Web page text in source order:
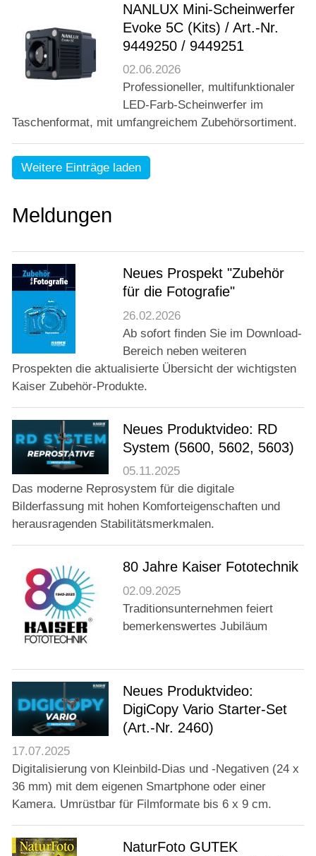
NANLUX Mini-Scheinwerfer
Evoke 5C (Kits) / Art.-Nr.
9449250 / 9449251
02.06.2026
Professioneller, multifunktionaler
LED-Farb-Scheinwerfer im
Taschenformat, mit umfangreichem Zubehörsortiment.
Weitere Einträge laden
Meldungen
Neues Prospekt "Zubehör
für die Fotografie"
26.02.2026
Ab sofort finden Sie im Download-
Bereich neben weiteren
Prospekten die aktualisierte Übersicht der wichtigsten
Kaiser Zubehör-Produkte.
Neues Produktvideo: RD
System (5600, 5602, 5603)
05.11.2025
Das moderne Reprosystem für die digitale
Bilderfassung mit hohen Komforteigenschaften und
herausragenden Stabilitätsmerkmalen.
80 Jahre Kaiser Fototechnik
02.09.2025
Traditionsunternehmen feiert
bemerkenswertes Jubiläum
Neues Produktvideo:
DigiCopy Vario Starter-Set
(Art.-Nr. 2460)
17.07.2025
Digitalisierung von Kleinbild-Dias und -Negativen (24 x
36 mm) mit dem eigenen Smartphone oder einer
Kamera. Umrüstbar für Filmformate bis 6 x 9 cm.
NaturFoto GUTEK